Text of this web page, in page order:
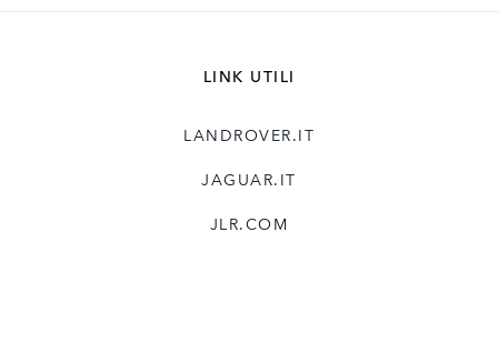
LINK UTILI
LANDROVER.IT
JAGUAR.IT
JLR.COM